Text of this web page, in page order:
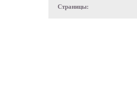
Страницы: